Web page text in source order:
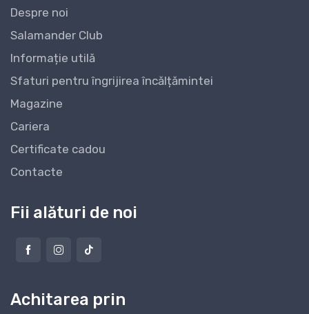
Despre noi
Salamander Club
Informație utilă
Sfaturi pentru îngrijirea încălțămintei
Magazine
Cariera
Certificate cadou
Contacte
Fii alături de noi
Achitarea prin